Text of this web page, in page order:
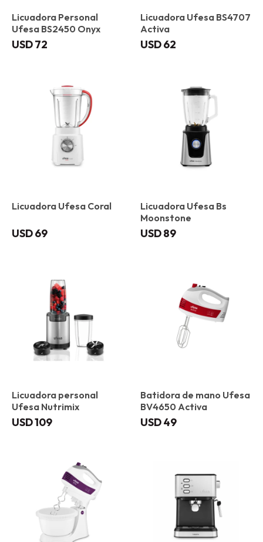
Licuadora Personal
Ufesa BS2450 Onyx
USD72
Licuadora Ufesa BS4707
Activa
USD62
Licuadora Ufesa Coral
USD69
Licuadora Ufesa Bs
Moonstone
USD89
Licuadora personal
Ufesa Nutrimix
USD109
Batidora de mano Ufesa
BV4650 Activa
USD49